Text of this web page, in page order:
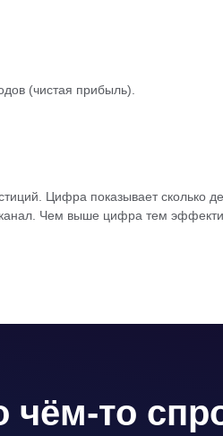
(чистая прибыль).
Цифра показывает сколько
Чем выше цифра тем
чём-то